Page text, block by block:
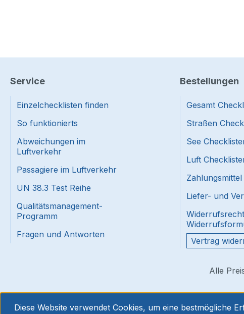
Service
Einzelchecklisten finden
So funktionierts
Abweichungen im
Luftverkehr
Passagiere im Luftverkehr
UN 38.3 Test Reihe
Qualitätsmanagement-
Programm
Fragen und Antworten
Bestellungen
Gesamt
Straßen
See
Luft
Zahlungsmittel
Liefer- und
Vertrag
Alle
Diese Website verwendet Cookies, um eine bestmögliche